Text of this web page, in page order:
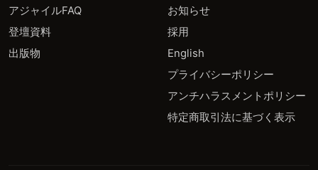
アジャイルFAQ
登壇資料
出版物
お知らせ
採用
English
プライバシーポリシー
アンチハラスメントポリシー
特定商取引法に基づく表示